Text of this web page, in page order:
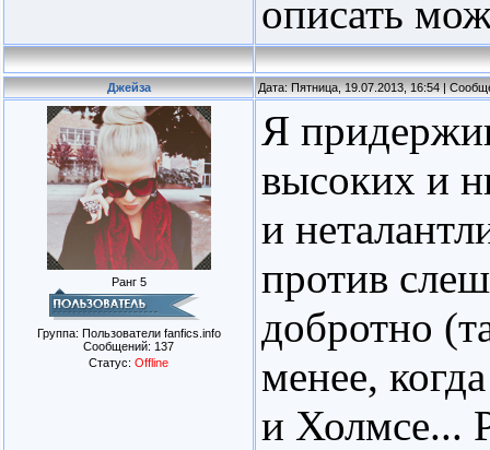
описать
Джейза Дата: Пятница, 19.07.2013, 16:54 |
Ранг 5
Группа: Пользователи fanfics.info
Сообщений: 137
Статус: Offline
Я
высоких и
и
против
добротно
менее,
и Холмсе...